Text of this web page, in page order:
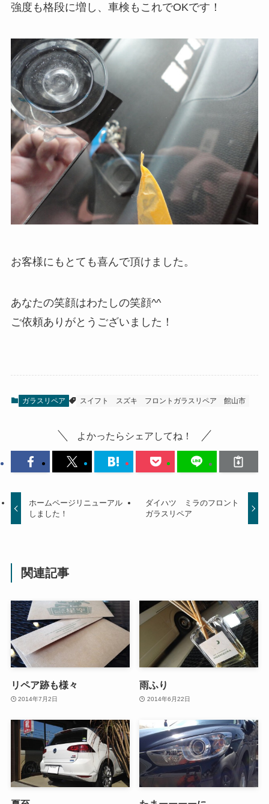
強度も格段に増し、車検もこれでOKです！
お客様にもとても喜んで頂けました。
あなたの笑顔はわたしの笑顔^^
ご依頼ありがとうございました！
ガラスリペア スイフト スズキ フロントガラスリペア 館山市
よかったらシェアしてね！
ホームページリニューアル
しました！
ダイハツ ミラのフロント
ガラスリペア
関連記事
リペア跡も様々
2014年7月2日
雨ふり
2014年6月22日